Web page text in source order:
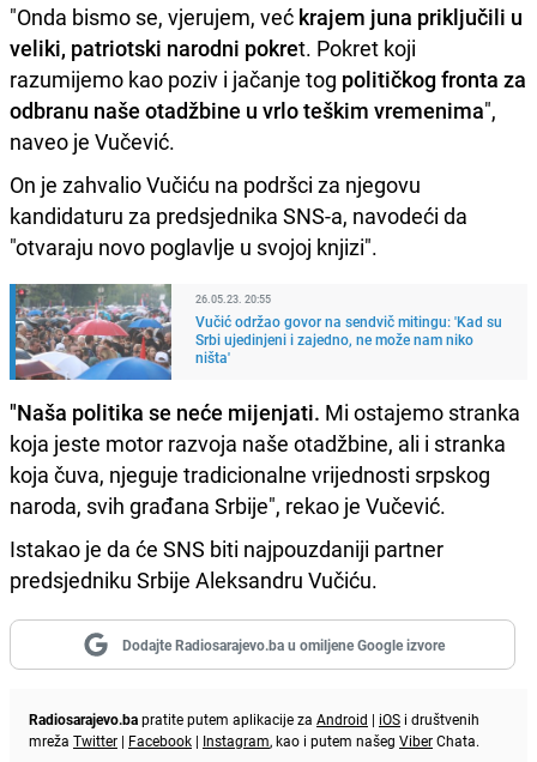
"Onda bismo se, vjerujem, već krajem juna priključili u
veliki, patriotski narodni pokret. Pokret koji
razumijemo kao poziv i jačanje tog političkog fronta za
odbranu naše otadžbine u vrlo teškim vremenima",
naveo je Vučević.
On je zahvalio Vučiću na podršci za njegovu
kandidaturu za predsjednika SNS-a, navodeći da
"otvaraju novo poglavlje u svojoj knjizi".
26.05.23. 20:55
Vučić održao govor na sendvič mitingu: 'Kad su
Srbi ujedinjeni i zajedno, ne može nam niko
ništa'
"Naša politika se neće mijenjati. Mi ostajemo stranka
koja jeste motor razvoja naše otadžbine, ali i stranka
koja čuva, njeguje tradicionalne vrijednosti srpskog
naroda, svih građana Srbije", rekao je Vučević.
Istakao je da će SNS biti najpouzdaniji partner
predsjedniku Srbije Aleksandru Vučiću.
Dodajte Radiosarajevo.ba u omiljene Google izvore
Radiosarajevo.bapratite putem aplikacije za Android | iOS i društvenih
mreža Twitter | Facebook | Instagram, kao i putem našeg ViberChata.